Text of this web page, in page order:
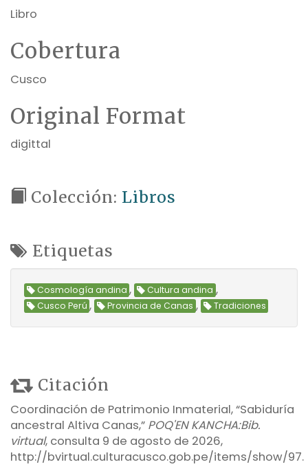
Libro
Cobertura
Cusco
Original Format
digittal
Colección: Libros
Etiquetas
Cosmología andina , Cultura andina ,
Cusco Perú , Provincia de Canas , Tradiciones
Citación
Coordinación de Patrimonio Inmaterial, “Sabiduría
ancestral Altiva Canas,” POQ'EN KANCHA:Bib.
virtual, consulta 9 de agosto de 2026,
http://bvirtual.culturacusco.gob.pe/items/show/97.